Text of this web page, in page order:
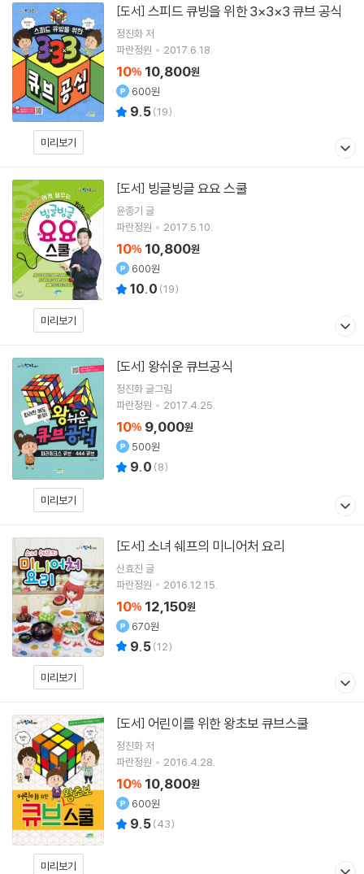
미리보기
[도서] 스피드 큐빙을 위한 3×3×3 큐브 공식
정진화 저
파란정원
2017.6.18.
10% 10,800원
600원
9.5(19)
미리보기
[도서] 빙글빙글 요요 스쿨
윤종기 글
파란정원
2017.5.10.
10% 10,800원
600원
10.0 (19)
미리보기
[도서] 왕쉬운 큐브공식
정진화글그림
파란정원
2017.4.25.
10% 9,000원
500원
9.0 (8)
미리보기
[도서] 소녀 쉐프의 미니어처 요리
신효진 글
파란정원
2016.12.15.
10% 12,150원
670원
9.5(12)
미리보기
[도서] 어린이를 위한 왕초보 큐브스쿨
정진화저
파란정원
2016.4.28.
10% 10,800원
600원
9.5(43)